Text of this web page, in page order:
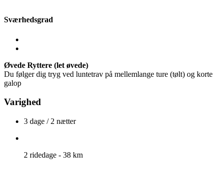
Sværhedsgrad
Øvede Ryttere (let øvede)
Du følger dig tryg ved luntetrav på mellemlange ture (tølt) og korte
galop
Varighed
3 dage / 2 nætter
2 ridedage - 38 km